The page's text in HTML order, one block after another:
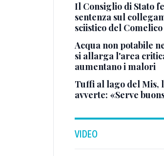
Il Consiglio di Stato
sentenza sul
sciistico del Comelico
Acqua non potabile
si allarga l'area
aumentano i malori
Tuffi al lago del Mis,
avverte: «Serve
VIDEO